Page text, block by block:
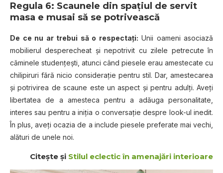
Regula 6: Scaunele din spațiul de servit
masa e musai să se potrivească
De ce nu ar trebui să o respectați: Unii oameni asociază
mobilierul desperecheat și nepotrivit cu zilele petrecute în
căminele studențești, atunci când piesele erau amestecate cu
chilipiruri fără nicio considerație pentru stil. Dar, amestecarea
și potrivirea de scaune este un aspect și pentru adulți. Aveți
libertatea de a amesteca pentru a adăuga personalitate,
interes sau pentru a iniția o conversație despre look-ul inedit.
În plus, aveți ocazia de a include piesele preferate mai vechi,
alături de unele noi.
Citește și Stilul eclectic în amenajări interioare